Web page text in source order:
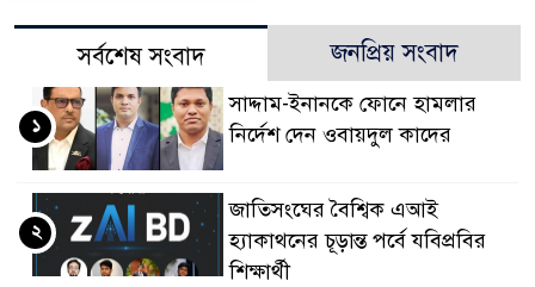
সর্বশেষ সংবাদ জনপ্রিয় সংবাদ
সাদ্দাম-ইনানকে ফোনে হামলার
নির্দেশ দেন ওবায়দুল কাদের
১
জাতিসংঘের বৈশ্বিক এআই
হ্যাকাথনের চূড়ান্ত পর্বে যবিপ্রবির
শিক্ষার্থী
২